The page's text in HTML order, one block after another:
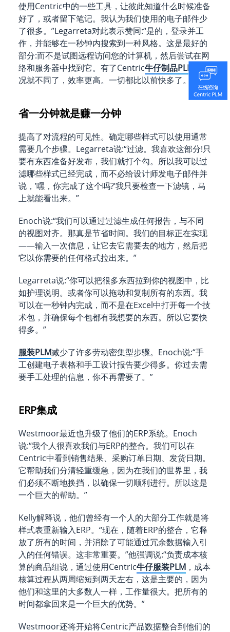
使用Centric中的一些工具，让彼此知道什么时候准备
好了，或者留下笔记。我认为我们使用的电子邮件少
了很多。”Legarreta对此表示赞同:“是的，登录并工
作，并能够在一秒钟内搜索到一种风格。这是最好的
部分:而不是试图远程访问您的计算机，然后尝试在网
络和服务器中找到它。有了Centric牛仔制品PLM
，情
况就不同了，效率更高。一切都比以前快多了。”
省一分钟就是赚一分钟
提高了对流程的可见性。确定哪些样式可以使用通常
需要几个步骤。Legarreta说:“过滤。我喜欢这部分!只
要有东西准备好发布，我们就打个勾。所以我可以过
滤哪些样式已经完成，而不必给设计师发电子邮件并
说，’嘿，你完成了这个吗?’我只要检查一下滤镜，马
上就能看出来。”
Enoch说:“我们可以通过过滤生成任何报告，与不同
的视图对齐。那真是节省时间。我们的目标正在实现
——输入一次信息，让它去它需要去的地方，然后把
它以你需要的任何格式拉出来。”
Legarreta说:“你可以把很多东西拉到你的视图中，比
如护理说明。或者你可以拖动和复制所有的东西。我
可以在一秒钟内完成，而不是在Excel中打开每一个技
术包，并确保每个包都有我想要的东西。所以它要快
得多。”
服装PLM减少了许多劳动密集型步骤。Enoch说:“手
工创建电子表格和手工设计报告要少得多。你过去需
要手工处理的信息，你不再需要了。”
ERP集成
Westmoor最近也升级了他们的ERP系统。Enoch
说:“我个人很喜欢我们与ERP的整合。我们可以在
Centric中看到销售结果、采购订单日期、发货日期。
它帮助我们分清轻重缓急，因为在我们的世界里，我
们必须不断地换挡，以确保一切顺利进行。所以这是
一个巨大的帮助。”
Kelly解释说，他们曾经有一个人的大部分工作就是将
样式表重新输入ERP。“现在，随着ERP的整合，它释
放了所有的时间，并消除了可能通过冗余数据输入引
入的任何错误。这非常重要。”他强调说:“负责成本核
算的商品组说，通过使用Centric牛仔服装PLM ，成本
核算过程从两周缩短到两天左右，这是主要的，因为
他们和这里的大多数人一样，工作量很大。把所有的
时间都拿回来是一个巨大的优势。”
Westmoor还将开始将Centric产品数据整合到他们的